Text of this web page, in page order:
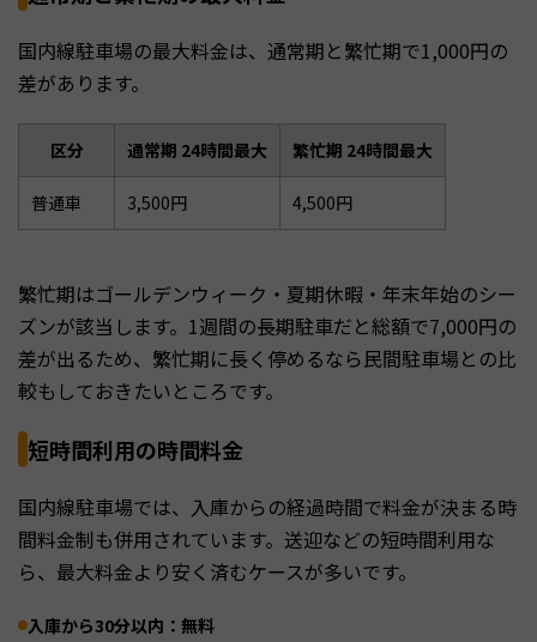
国内線駐車場の最大料金は、通常期と繁忙期で1,000円の
差があります。
区分 通常期 24時間最大 繁忙期 24時間最大
普通車 3,500円 4,500円
繁忙期はゴールデンウィーク・夏期休暇・年末年始のシー
ズンが該当します。1週間の長期駐車だと総額で7,000円の
差が出るため、繁忙期に長く停めるなら民間駐車場との比
較もしておきたいところです。
短時間利用の時間料金
国内線駐車場では、入庫からの経過時間で料金が決まる時
間料金制も併用されています。送迎などの短時間利用な
ら、最大料金より安く済むケースが多いです。
入庫から30分以内：無料